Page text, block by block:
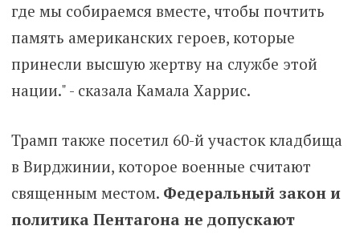
где мы собираемся вместе, чтобы почтить
память американских героев, которые
принесли высшую жертву на службе этой
нации." - сказала Камала Харрис.
Трамп также посетил 60-й участок кладбища
в Вирджинии, которое военные считают
священным местом. Федеральный закон и
политика Пентагона не допускают